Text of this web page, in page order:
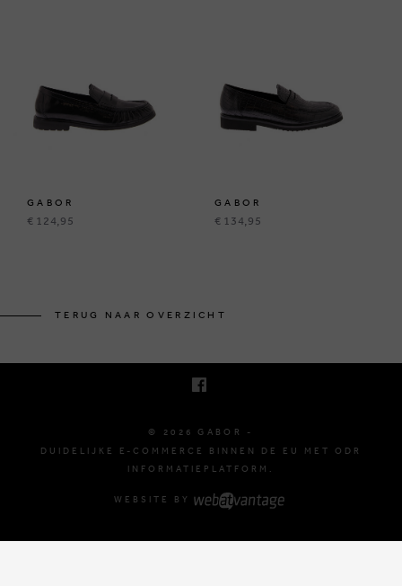
GABOR
€ 124,95
GABOR
€ 134,95
TERUG NAAR OVERZICHT
© 2026 GABOR -
DUIDELIJKE E-COMMERCE BINNEN DE EU MET ODR
INFORMATIEPLATFORM.
WEBSITE BY